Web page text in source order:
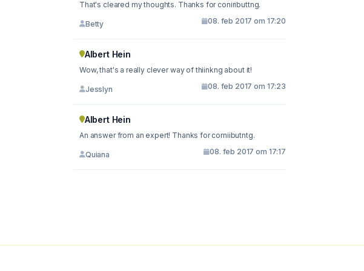
That's cleared my thoughts. Thanks for coniributtng.
Betty 08. feb 2017 om 17:20
Albert Hein
Wow, that's a really clever way of thiinkng about it!
Jesslyn 08. feb 2017 om 17:23
Albert Hein
An answer from an expert! Thanks for corniibutntg.
Quiana 08. feb 2017 om 17:17